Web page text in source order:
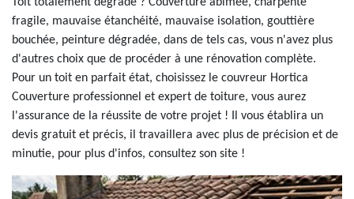
fragile, mauvaise étanchéité, mauvaise isolation, gouttière
bouchée, peinture dégradée, dans de tels cas, vous n'avez plus
d'autres choix que de procéder à une rénovation complète.
Pour un toit en parfait état, choisissez le couvreur Hortica
Couverture professionnel et expert de toiture, vous aurez
l'assurance de la réussite de votre projet ! Il vous établira un
devis gratuit et précis, il travaillera avec plus de précision et de
minutie, pour plus d'infos, consultez son site !